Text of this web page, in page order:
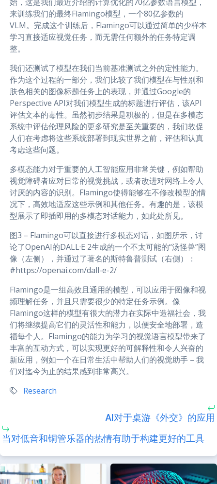
来训练我们的最终Flamingo模型，一个80亿参数的
VLM。完成这个训练后，Flamingo可以通过简单的少样本
学习直接适应视觉任务，而无需任何额外的任务特定调
整。
我们还测试了模型在我们当前基准测试之外的定性能力。
作为这个过程的一部分，我们比较了我们模型在与性别和
肤色相关的图像标题任务上的表现，并通过Google的
Perspective API对我们模型生成的标题进行评估，该API
评估文本的毒性。虽然初步结果是积极的，但是在多模态
系统中评估伦理风险的更多研究是至关重要的，我们敦促
人们在考虑将这些系统部署到现实世界之前，评估和认真
考虑这些问题。
多模态能力对于重要的人工智能应用非常关键，例如帮助
视觉障碍者应对日常的视觉挑战，或者改进对网络上令人
讨厌的内容的识别。Flamingo使得能够在不修改模型的情
况下，高效地适应这些示例和其他任务。有趣的是，该模
型展示了即插即用的多模态对话能力，如此处所见。
图3 – Flamingo可以直接进行多模态对话，如图所示，讨
论了OpenAI的DALL·E 2生成的一个不太可能的“汤怪兽”图
像（左侧），并通过了著名的斯特鲁普测试（右侧）：
#https://openai.com/dall-e-2/
Flamingo是一组高效且通用的模型，可以应用于图像和视
频理解任务，并且只需要很少的特定任务示例。像
Flamingo这样的模型有很大的潜力在实际中造福社会，我
们将继续提高它们的灵活性和能力，以便安全地部署，造
福每个人。Flamingo的能力为学习的视觉语言模型带来了
丰富的互动方式，可以实现更好的可解释性和令人兴奋的
新应用，例如一个在日常生活中帮助人们的视觉助手 – 我
们对迄今为止的结果感到非常高兴。
Research
AI对于桌游《外交》的应用
当对低音和铜管乐器的热情有助于构建更好的工具